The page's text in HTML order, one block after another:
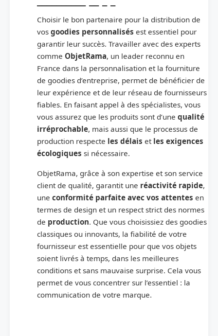
Choisir le bon partenaire pour la distribution de
vos goodies personnalisés est essentiel pour
garantir leur succès. Travailler avec des experts
comme ObjetRama, un leader reconnu en
France dans la personnalisation et la fourniture
de goodies d’entreprise, permet de bénéficier de
leur expérience et de leur réseau de fournisseurs
fiables. En faisant appel à des spécialistes, vous
vous assurez que les produits sont d’une qualité
irréprochable, mais aussi que le processus de
production respecte les délais et les exigences
écologiques si nécessaire.
ObjetRama, grâce à son expertise et son service
client de qualité, garantit une réactivité rapide,
une conformité parfaite avec vos attentes en
termes de design et un respect strict des normes
de production. Que vous choisissiez des goodies
classiques ou innovants, la fiabilité de votre
fournisseur est essentielle pour que vos objets
soient livrés à temps, dans les meilleures
conditions et sans mauvaise surprise. Cela vous
permet de vous concentrer sur l’essentiel : la
communication de votre marque.